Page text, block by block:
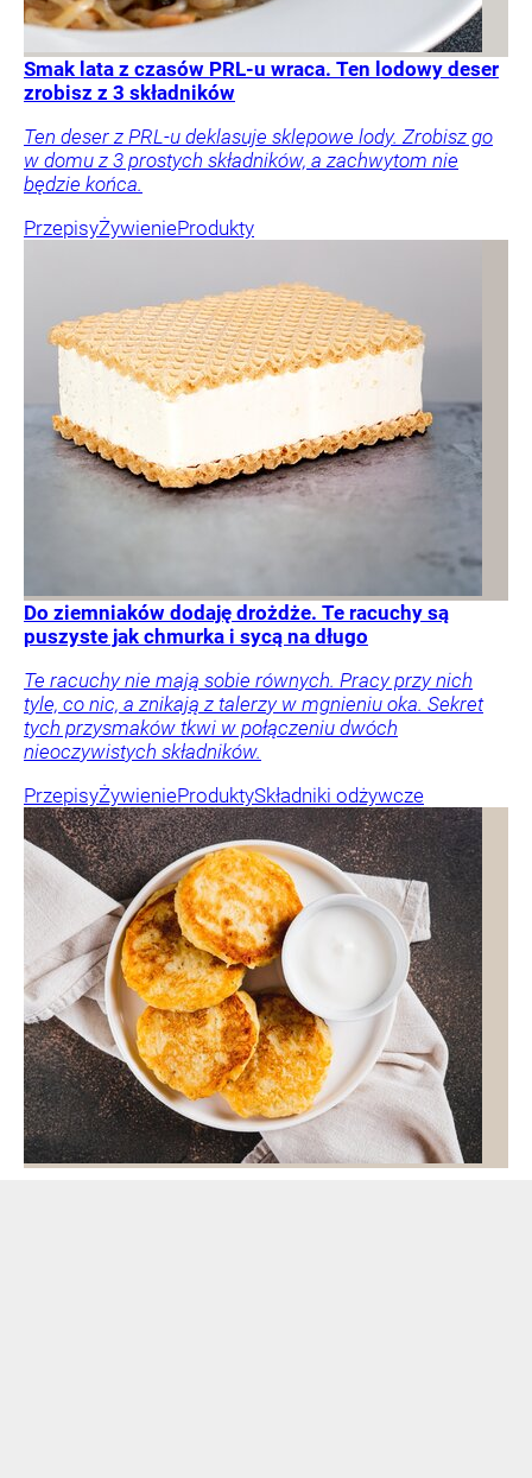
Smak lata z czasów PRL-u wraca. Ten lodowy deser
zrobisz z 3 składników
Ten deser z PRL-u deklasuje sklepowe lody. Zrobisz go
w domu z 3 prostych składników, a zachwytom nie
będzie końca.
PrzepisyŻywienieProdukty
Do ziemniaków dodaję drożdże. Te racuchy są
puszyste jak chmurka i sycą na długo
Te racuchy nie mają sobie równych. Pracy przy nich
tyle, co nic, a znikają z talerzy w mgnieniu oka. Sekret
tych przysmaków tkwi w połączeniu dwóch
nieoczywistych składników.
PrzepisyŻywienieProduktySkładniki odżywcze